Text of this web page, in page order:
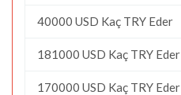
40000 USD Kaç TRY Eder
181000 USD Kaç TRY Eder
170000 USD Kaç TRY Eder